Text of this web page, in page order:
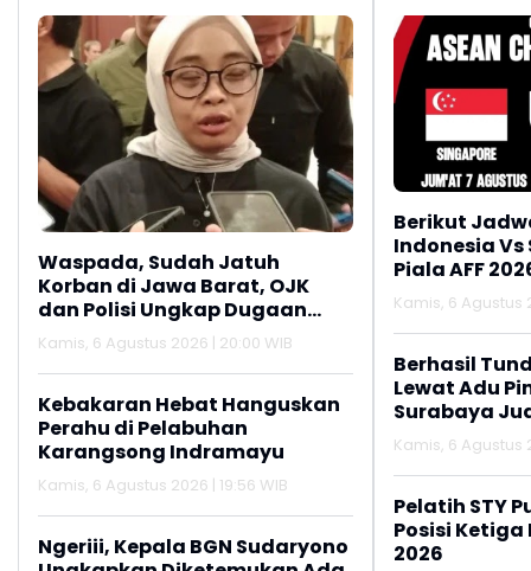
Waspada, Sudah Jatuh
Korban di Jawa Barat, OJK
dan Polisi Ungkap Dugaan
Penipuan Modus Titip Limit
Paylater
Kamis, 6 Agustus 2026 | 20:00 WIB
Kebakaran Hebat Hanguskan
Perahu di Pelabuhan
Karangsong Indramayu
Kamis, 6 Agustus 2026 | 19:56 WIB
Ngeriii, Kepala BGN Sudaryono
Berikut
Indonesia
Piala AFF
Kamis, 6 Agustus
Berhasil
Lewat Adu
Surabaya
2026
Kamis, 6 Agustus
Pelatih STY
Posisi Ketiga
2026